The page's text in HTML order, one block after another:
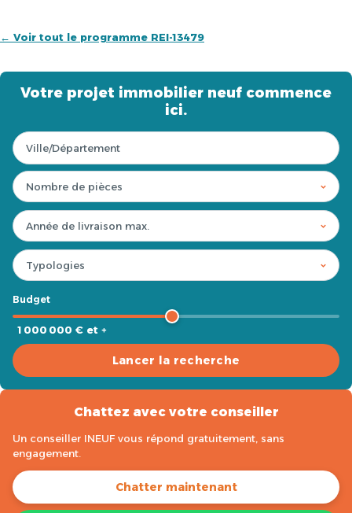
← Voir tout le programme REI-13479
Votre projet immobilier neuf commence
ici.
Budget
1 000 000 € et +
Lancer la recherche
Chattez avec votre conseiller
Un conseiller INEUF vous répond gratuitement, sans
engagement.
Chatter maintenant